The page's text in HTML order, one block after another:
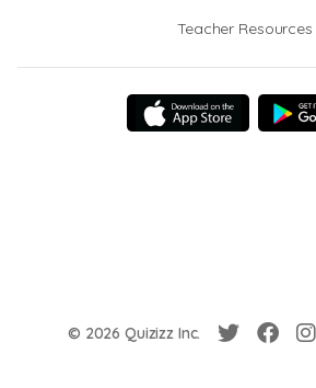
Teacher Resources
© 2026 Quizizz Inc.